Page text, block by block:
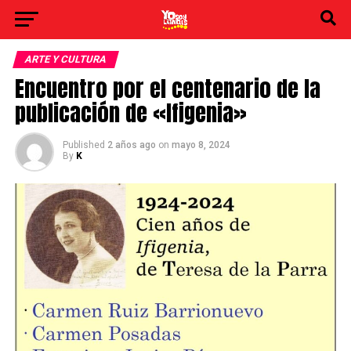
ARTE Y CULTURA
Encuentro por el centenario de la
publicación de «Ifigenia»
Published 2 años ago on mayo 8, 2024
By K